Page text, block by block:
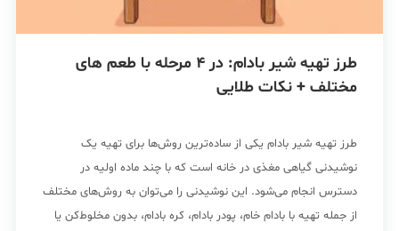
طرز تهیه شیر بادام: در 4 مرحله با طعم های
مختلف + نکات طلایی
طرز تهیه شیر بادام یکی از ساده‌ترین روش‌ها برای تهیه یک
نوشیدنی گیاهی مغذی در خانه است که با چند ماده اولیه در
دسترس انجام می‌شود. این نوشیدنی را می‌توان به روش‌های مختلف
از جمله تهیه با بادام خام، پودر بادام، کره بادام، بدون مخلوط‌کن یا